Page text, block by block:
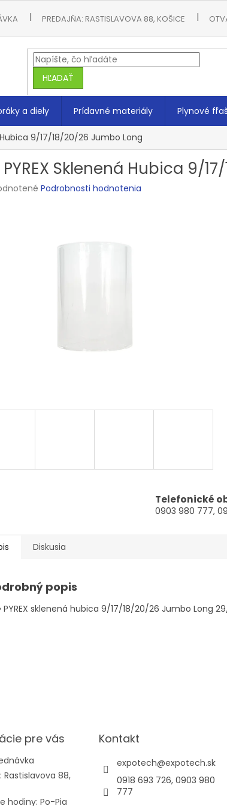
PREDAJŇA: RASTISLAVOVA 88, KOŠICE
HĽADAŤ
a diely Prídavné materiály Plynové
Hubica 9/17/18/20/26 Jumbo Long
PYREX Sklenená Hubica 9/
Podrobnosti hodnotenia
Telefonické
0903 980 777,
Diskusia
popis
PYREX sklenená hubica 9/17/18/20/26 Jumbo Long
pre vás
Rastislavova 88,
hodiny: Po-Pia
Kontakt
expotech@expotech.sk
0918 693 726, 0903 980
777